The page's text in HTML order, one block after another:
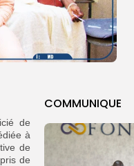
COMMUNIQUE
de
à
de
de